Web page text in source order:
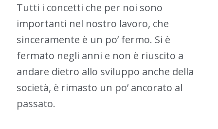
Tutti i concetti che per noi sono
importanti nel nostro lavoro, che
sinceramente è un po’ fermo. Si è
fermato negli anni e non è riuscito a
andare dietro allo sviluppo anche della
società, è rimasto un po’ ancorato al
passato.